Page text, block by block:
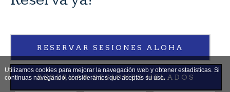
RESERVAR SESIONES ALOHA
RESERVAR SESIONES HELADOS
Utilizamos cookies para mejorar la navegación web y obtener estadísticas. Si
continuas navegando, consideramos que aceptas su uso.